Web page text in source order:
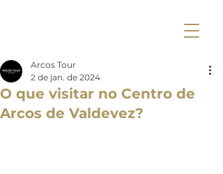
O que visitar no Centro de
Arcos de Valdevez?
Arcos Tour
2 de jan. de 2024